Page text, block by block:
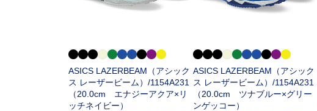
ASICS LAZERBEAM（アシック
ス レーザービーム）/1154A231
（20.0cm エナジーアクア×リ
ッチネイビー）
ASICS LAZERBEAM（アシック
ス レーザービーム）/1154A231
（20.0cm ツナブルー×グリー
ンゲッコー）